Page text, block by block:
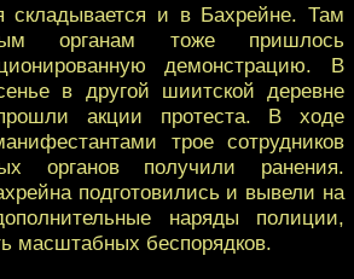
складывается и в Бахрейне. Там
органам тоже пришлось
демонстрацию. В
в другой шиитской деревне
акции протеста. В ходе
трое сотрудников
органов получили ранения.
подготовились и вывели на
наряды полиции,
масштабных беспорядков.